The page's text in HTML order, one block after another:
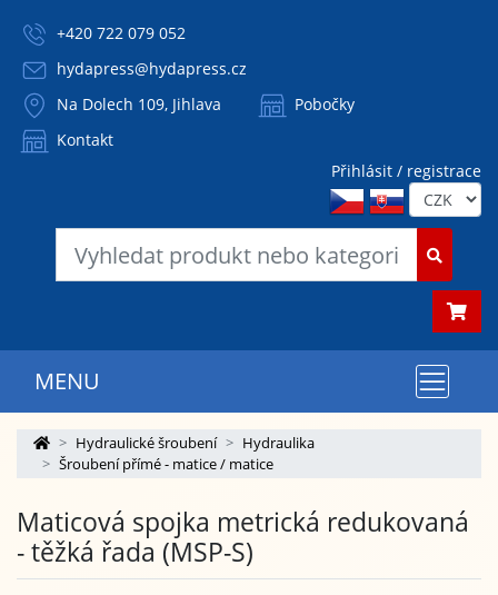
+420 722 079 052
hydapress@hydapress.cz
Na Dolech 109, Jihlava
Pobočky
Kontakt
Přihlásit / registrace
MENU
Hydraulické šroubení
Hydraulika
Šroubení přímé - matice / matice
Maticová spojka metrická redukovaná
- těžká řada (MSP-S)